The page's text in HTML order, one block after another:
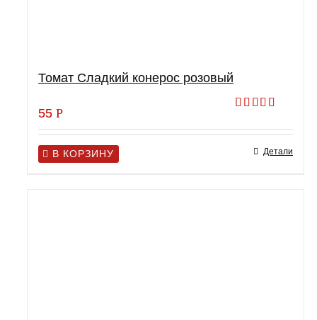
Томат Сладкий конерос розовый
5.00из 5
55 Р
В КОРЗИНУ Детали